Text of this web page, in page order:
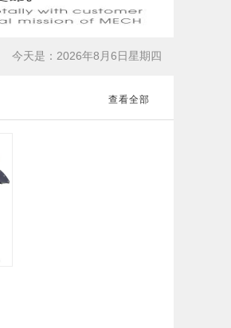
今天是：2026年8月6日星期四
查看全部